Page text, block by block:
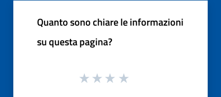
Quanto sono chiare le informazioni
su questa pagina?